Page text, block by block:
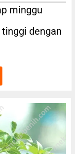
minggu
dengan